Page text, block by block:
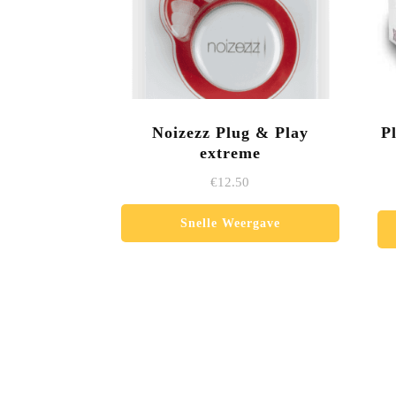
Noizezz Plug & Play
extreme
€12.50
Snelle Weergave